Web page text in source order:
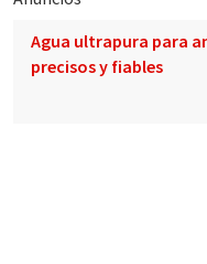
Agua ultrapura para
precisos y fiables